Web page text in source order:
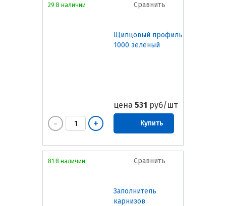
Сравнить
Щипцовый профиль
1000 зеленый
цена 531 руб/шт
Купить
29 В наличии
Сравнить
Заполнитель
карнизов
81 В наличии